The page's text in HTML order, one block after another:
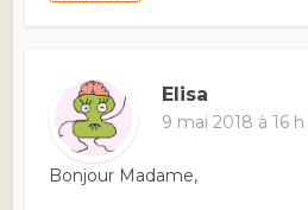
Elisa
9 mai 2018 à 16
Bonjour Madame,